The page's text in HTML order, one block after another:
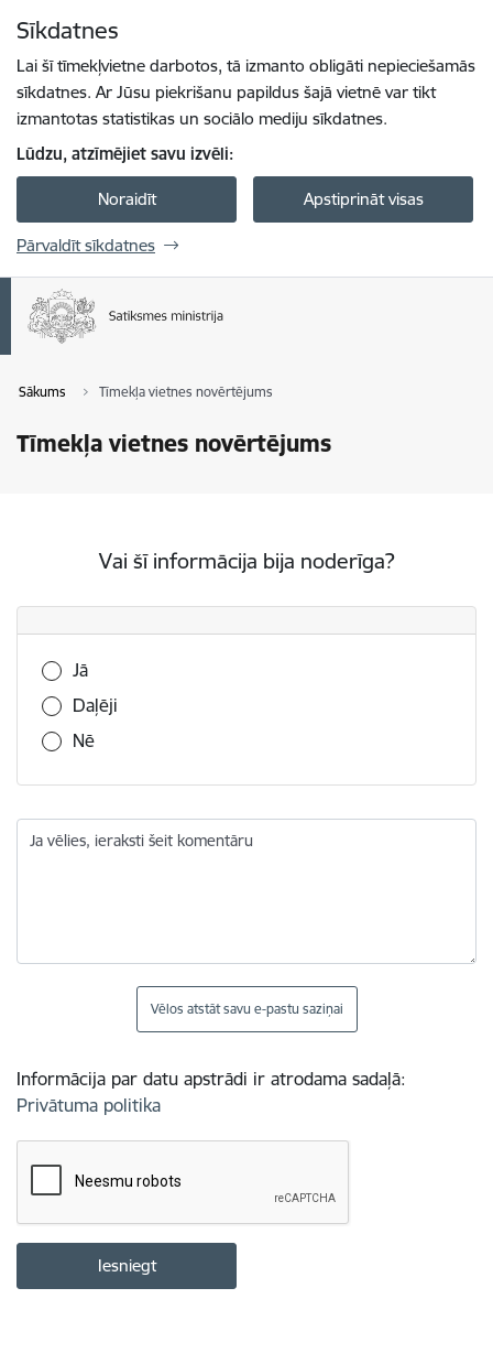
Sīkdatnes
Lai šī tīmekļvietne darbotos, tā izmanto obligāti nepieciešamās
sīkdatnes. Ar Jūsu piekrišanu papildus šajā vietnē var tikt
izmantotas statistikas un sociālo mediju sīkdatnes.
Lūdzu, atzīmējiet savu izvēli:
Noraidīt Apstiprināt visas
Pārvaldīt sīkdatnes
Sākums Tīmekļa vietnes novērtējums
Tīmekļa vietnes novērtējums
Vai šī informācija bija noderīga?
Vai šī informācija bija noderīga?
Jā
Daļēji
Nē
Ja vēlies, ieraksti šeit komentāru
Vēlos atstāt savu e-pastu saziņai
Informācija par datu apstrādi ir atrodama sadaļā:
Privātuma politika